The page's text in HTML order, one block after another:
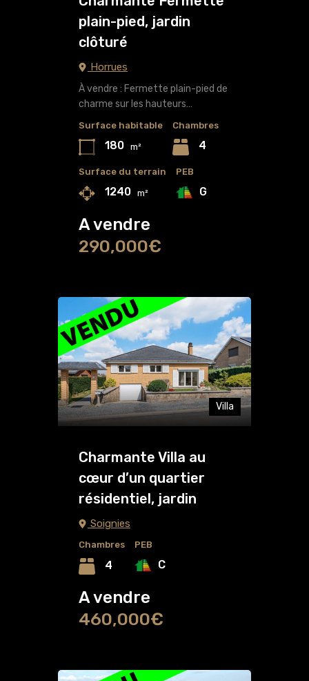
plain-pied, jardin
clôturé
Horrues
À vendre : Fermette plain-pied de
charme sur les hauteurs…
Surface habitable
180 m²
Chambres
4
Surface du terrain
1240 m²
PEB
G
A vendre
290,000€
Villa
Charmante Villa au
cœur d’un quartier
résidentiel, jardin
Soignies
Chambres
4
PEB
C
A vendre
460,000€